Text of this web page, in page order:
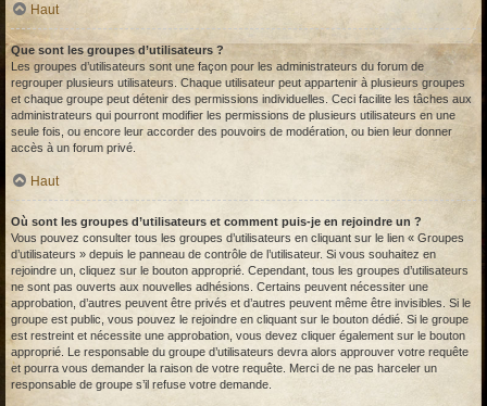
Haut
Que sont les groupes d’utilisateurs ?
Les groupes d’utilisateurs sont une façon pour les administrateurs du forum de
regrouper plusieurs utilisateurs. Chaque utilisateur peut appartenir à plusieurs groupes
et chaque groupe peut détenir des permissions individuelles. Ceci facilite les tâches aux
administrateurs qui pourront modifier les permissions de plusieurs utilisateurs en une
seule fois, ou encore leur accorder des pouvoirs de modération, ou bien leur donner
accès à un forum privé.
Haut
Où sont les groupes d’utilisateurs et comment puis-je en rejoindre un ?
Vous pouvez consulter tous les groupes d’utilisateurs en cliquant sur le lien « Groupes
d’utilisateurs » depuis le panneau de contrôle de l’utilisateur. Si vous souhaitez en
rejoindre un, cliquez sur le bouton approprié. Cependant, tous les groupes d’utilisateurs
ne sont pas ouverts aux nouvelles adhésions. Certains peuvent nécessiter une
approbation, d’autres peuvent être privés et d’autres peuvent même être invisibles. Si le
groupe est public, vous pouvez le rejoindre en cliquant sur le bouton dédié. Si le groupe
est restreint et nécessite une approbation, vous devez cliquer également sur le bouton
approprié. Le responsable du groupe d’utilisateurs devra alors approuver votre requête
et pourra vous demander la raison de votre requête. Merci de ne pas harceler un
responsable de groupe s’il refuse votre demande.